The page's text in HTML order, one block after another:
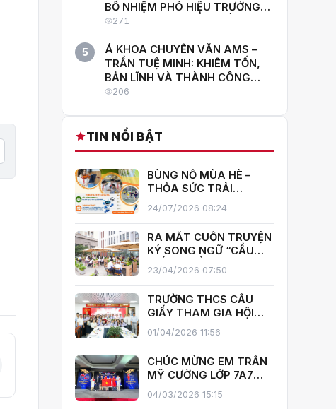
BỔ NHIỆM PHÓ HIỆU TRƯỞNG
TRƯỜNG THCS CẦU GIẤY
271
5
Á KHOA CHUYÊN VĂN AMS –
TRẦN TUỆ MINH: KHIÊM TỐN,
BẢN LĨNH VÀ THÀNH CÔNG
RỰC RỠ
206
TIN NỔI BẬT
BÙNG NỔ MÙA HÈ –
THỎA SỨC TRẢI
NGHIỆM CÙNG CÂU
LẠC BỘ HÈ 2026
TRƯỜNG THCS CẦU
GIẤY!
24/07/2026 08:24
RA MẮT CUỐN TRUYỆN
KÝ SONG NGỮ “CẦU
GIẤY – MIỀN XANH NỞ
HOA”, KHÁNH THÀNH
THƯ VIỆN MỞ, LAN TOẢ
VĂN HOÁ ĐỌC
23/04/2026 07:50
TRƯỜNG THCS CẦU
GIẤY THAM GIA HỘI
THI GIÁO VIÊN DẠY GIỎI
CẤP TRUNG HỌC CƠ SỞ
PHƯỜNG YÊN HOÀ
01/04/2026 11:56
CHÚC MỪNG EM TRẦN
MỸ CƯỜNG LỚP 7A7
TỎA SÁNG TẠI THÁI
LAN – MANG VỀ HUY
04/03/2026 15:15